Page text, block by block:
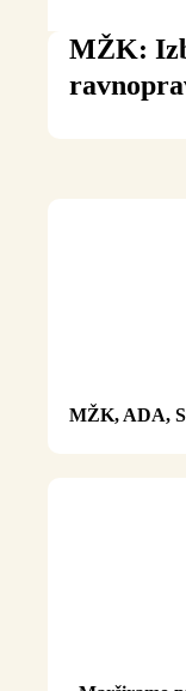
MŽK:
MŽK, ADA,